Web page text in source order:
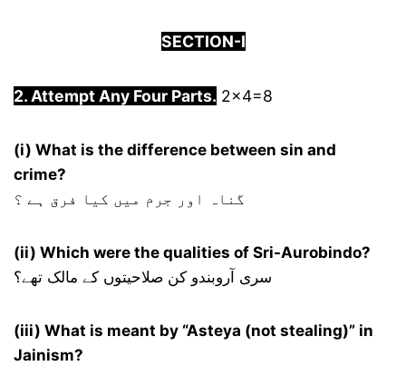
SECTION-I
2. Attempt Any Four Parts. 2×4=8
(i) What is the difference between sin and
crime?
گناہ اور جرم میں کیا فرق ہے ؟
(ii) Which were the qualities of Sri-Aurobindo?
سری آروبندو کن صلاحیتوں کے مالک تھے؟
(iii) What is meant by “Asteya (not stealing)” in
Jainism?